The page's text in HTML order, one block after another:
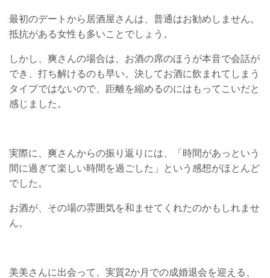
最初のデートから居酒屋さんは、普通はお勧めしません。
抵抗がある女性も多いことでしょう。
しかし、爽さんの場合は、お酒の席のほうが本音で会話が
でき、打ち解けるのも早い。決してお酒に飲まれてしまう
タイプではないので、距離を縮めるのにはもってこいだと
感じました。
実際に、爽さんからの振り返りには、「時間があっという
間に過ぎて楽しい時間を過ごした」という感想がほとんど
でした。
お酒が、その場の雰囲気を和ませてくれたのかもしれませ
ん。
美美さんに出会って、実質2か月での成婚退会を迎える、